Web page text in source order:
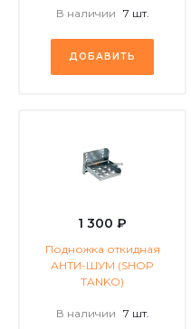
В наличии 7 шт.
ДОБАВИТЬ
1 300 ₽
Подножка откидная
АНТИ-ШУМ (SHOP
TANKO)
В наличии 7 шт.